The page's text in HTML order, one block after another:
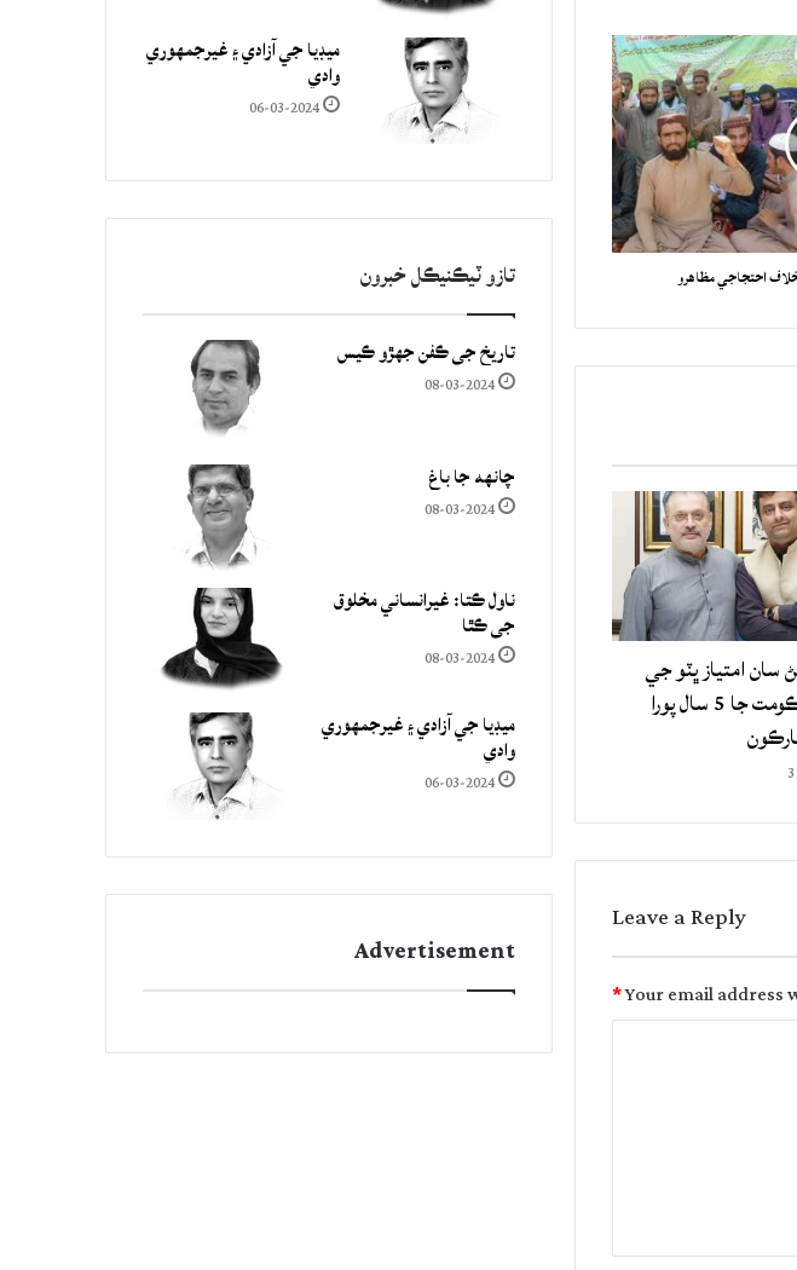
احتجاجي مظاهرو
سان امتياز ڀٽو جي
ملاقات، حڪومت جا 5 سال پورا
Leave a Reply
Your email address
*
ميڊيا جي آزادي ۽ غيرجمھوري
وادي
06-03-2024
تازو ٽيڪنيڪل خبرون
تاريخ جي ڪفن جھڙو ڪيس
08-03-2024
چانهه جا باغ
08-03-2024
ناول ڪتا: غيرانساني مخلوق
جي ڪٿا
08-03-2024
ميڊيا جي آزادي ۽ غيرجمھوري
وادي
06-03-2024
Advertisement